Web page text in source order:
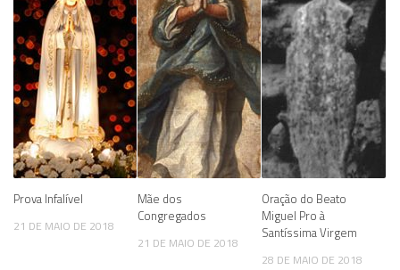
Prova Infalível
21 DE MAIO DE 2018
Mãe dos
Congregados
21 DE MAIO DE 2018
Oração do Beato
Miguel Pro à
Santíssima Virgem
28 DE MAIO DE 2018